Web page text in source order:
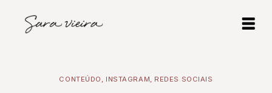
CONTEÚDO INSTAGRAM REDES SOCIAIS